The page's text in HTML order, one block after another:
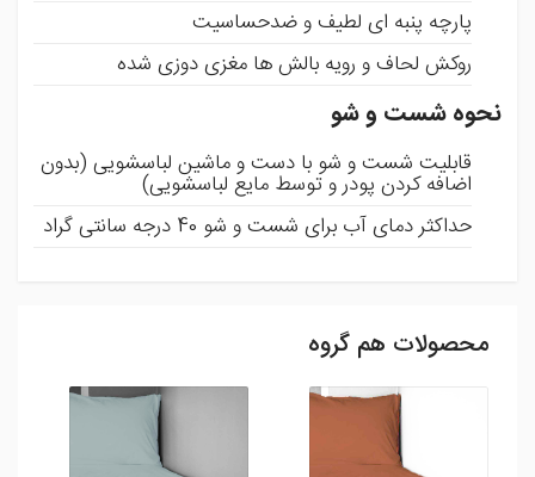
پارچه پنبه ای لطیف و ضدحساسیت
روکش لحاف و رویه بالش ها مغزی دوزی شده
نحوه شست و شو
قابلیت شست و شو با دست و ماشین لباسشویی (بدون
اضافه کردن پودر و توسط مایع لباسشویی)
حداکثر دمای آب برای شست و شو 40 درجه سانتی گراد
ثبت نظر
شما می توانید با ثبت نظر و امتیاز خود ما را در بهبود محصولات
محصولات هم گروه